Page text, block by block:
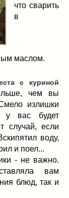
что сварить
в
маслом.
с куриной
чем вы
излишки
у вас будет
случай, если
воду,
и поел...
- не важно.
вам
блюд, так и